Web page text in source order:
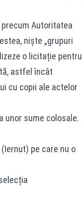
Autoritatea
niște „grupuri
o licitație pentru
astfel încât
cu copii ale actelor
unor sume colosale.
pe care nu o